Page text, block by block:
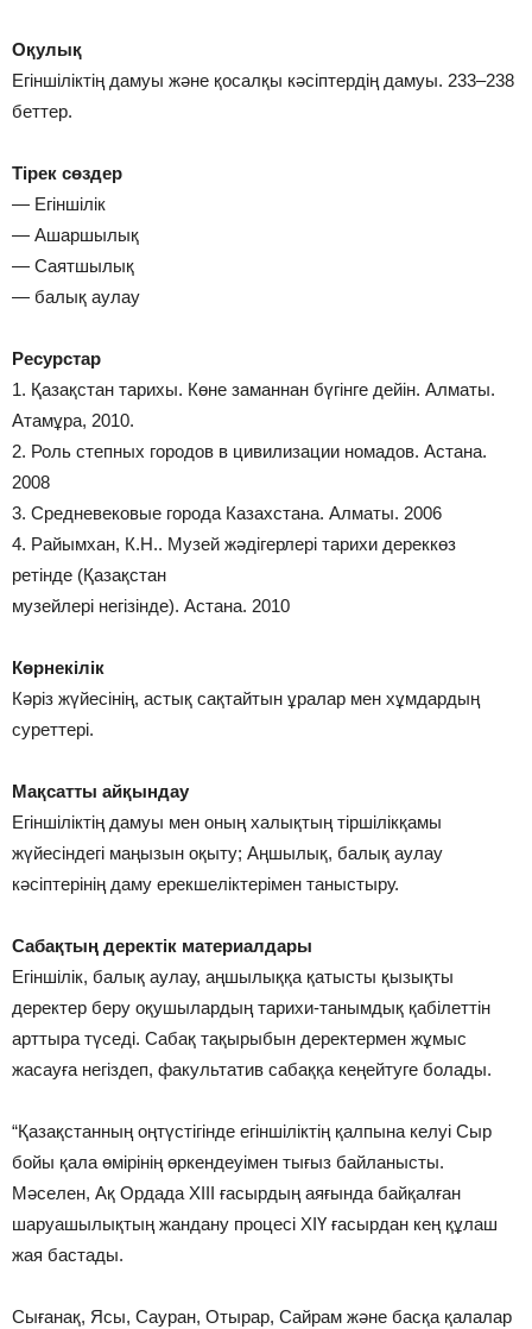
Оқулық
Егіншіліктің дамуы және қосалқы кәсіптердің дамуы. 233–238
беттер.
Тірек сөздер
— Егіншілік
— Ашаршылық
— Саятшылық
— балық аулау
Ресурстар
1. Қазақстан тарихы. Көне заманнан бүгінге дейін. Алматы.
Атамұра, 2010.
2. Роль степных городов в цивилизации номадов. Астана.
2008
3. Средневековые города Казахстана. Алматы. 2006
4. Райымхан, К.Н.. Музей жәдігерлері тарихи дереккөз
ретінде (Қазақстан
музейлері негізінде). Астана. 2010
Көрнекілік
Кәріз жүйесінің, астық сақтайтын ұралар мен хұмдардың
суреттері.
Мақсатты айқындау
Егіншіліктің дамуы мен оның халықтың тіршілікқамы
жүйесіндегі маңызын оқыту; Аңшылық, балық аулау
кәсіптерінің даму ерекшеліктерімен таныстыру.
Сабақтың деректік материалдары
Егіншілік, балық аулау, аңшылыққа қатысты қызықты
деректер беру оқушылардың тарихи-танымдық қабілеттін
арттыра түседі. Сабақ тақырыбын деректермен жұмыс
жасауға негіздеп, факультатив сабаққа кеңейтуге болады.
“Қазақстанның оңтүстiгiнде егіншiлiктiң қалпына келуi Сыр
бойы қала өмiрiнiң өркендеуiмен тығыз байланысты.
Мәселен, Ақ Ордада ХIII ғасырдың аяғында байқалған
шаруашылықтың жандану процесi ХIҮ ғасырдан кең құлаш
жая бастады.
Сығанақ, Ясы, Сауран, Отырар, Сайрам және басқа қалалар